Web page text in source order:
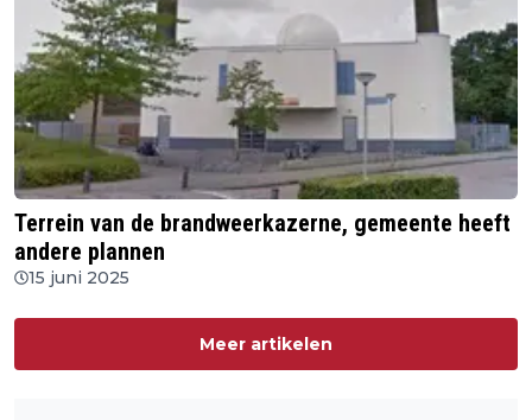
Terrein van de brandweerkazerne, gemeente heeft
andere plannen
15 juni 2025
Meer artikelen